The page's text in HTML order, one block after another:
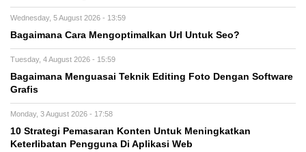
Wednesday, 5 August 2026 - 13:59
Bagaimana Cara Mengoptimalkan Url Untuk Seo?
Tuesday, 4 August 2026 - 15:59
Bagaimana Menguasai Teknik Editing Foto Dengan Software
Grafis
Monday, 3 August 2026 - 17:58
10 Strategi Pemasaran Konten Untuk Meningkatkan
Keterlibatan Pengguna Di Aplikasi Web